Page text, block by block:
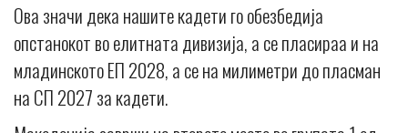
Ова значи дека нашите кадети го обезбедија
опстанокот во елитната дивизија, а се пласираа и на
младинското ЕП 2028, а се на милиметри до пласман
на СП 2027 за кадети.